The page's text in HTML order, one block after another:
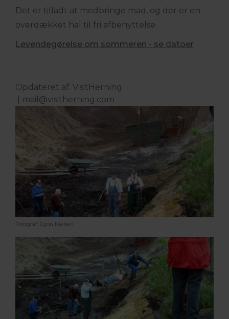
Det er tilladt at medbringe mad, og der er en
overdækket hal til fri afbenyttelse.
Levendegørelse om sommeren - se datoer
Opdateret af: VisitHerning
mail@visitherning.com
Fotograf: Egon Nielsen